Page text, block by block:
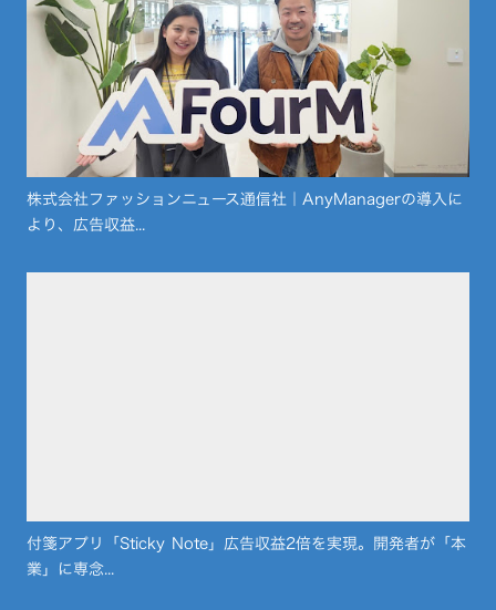
株式会社ファッションニュース通信社｜AnyManagerの導入に
より、広告収益...
付箋アプリ「Sticky Note」広告収益2倍を実現。開発者が「本
業」に専念...